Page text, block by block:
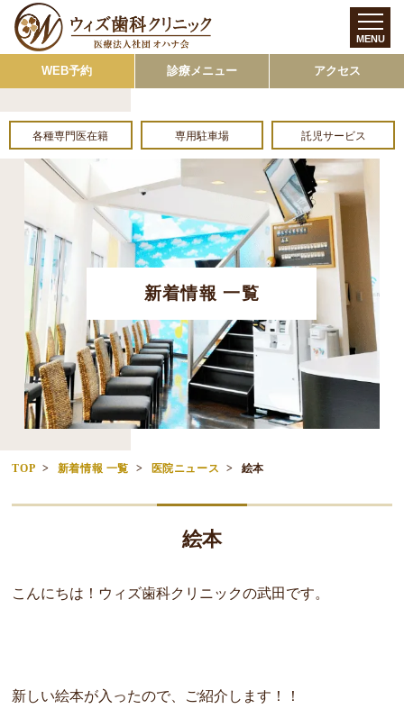
WEB予約 診療メニュー アクセス
各種専門医在籍 専用駐車場 託児サービス
新着情報 一覧
MENU
TOP 新着情報 一覧 医院ニュース 絵本
絵本
こんにちは！ウィズ歯科クリニックの武田です。
新しい絵本が入ったので、ご紹介します！！